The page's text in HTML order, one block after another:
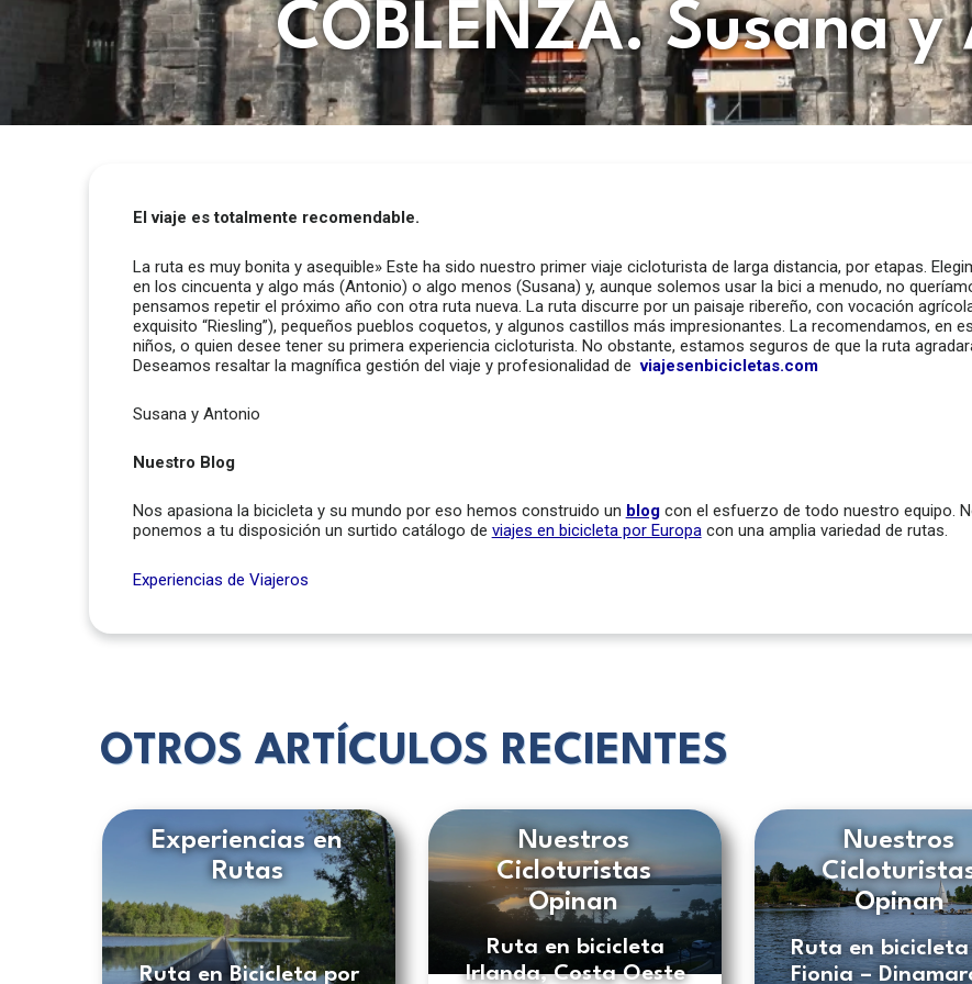
COBLENZA. Susana
El viaje es totalmente recomendable.
La ruta es muy bonita y asequible» Este ha sido nuestro primer viaje cicloturista de larga distancia, por etapas.
en los cincuenta y algo más (Antonio) o algo menos (Susana) y, aunque solemos usar la bici a menudo, no
pensamos repetir el próximo año con otra ruta nueva. La ruta discurre por un paisaje ribereño, con vocación
exquisito “Riesling”), pequeños pueblos coquetos, y algunos castillos más impresionantes. La recomendamos, en
niños, o quien desee tener su primera experiencia cicloturista. No obstante, estamos seguros de que la ruta
Deseamos resaltar la magnífica gestión del viaje y profesionalidad deviajesenbicicletas.com
Susana y Antonio
Nuestro Blog
Nos apasiona la bicicleta y su mundo por eso hemos construido un blogcon el esfuerzo de todo nuestro equipo.
ponemos a tu disposición un surtido catálogo de viajes en bicicleta por Europacon una amplia variedad de rutas.
Experiencias de Viajeros
OTROS ARTÍCULOS RECIENTES
Experiencias en
Rutas
Ruta en Bicicleta por
Nuestros
Cicloturistas
Opinan
Ruta en bicicleta
Irlanda, Costa Oeste
Nuestros
Opinan
Ruta en bicicleta
Fionia –